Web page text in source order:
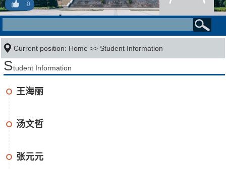
0
Current position: Home >> Student Information
Student Information
王海丽
汤文哲
张元元